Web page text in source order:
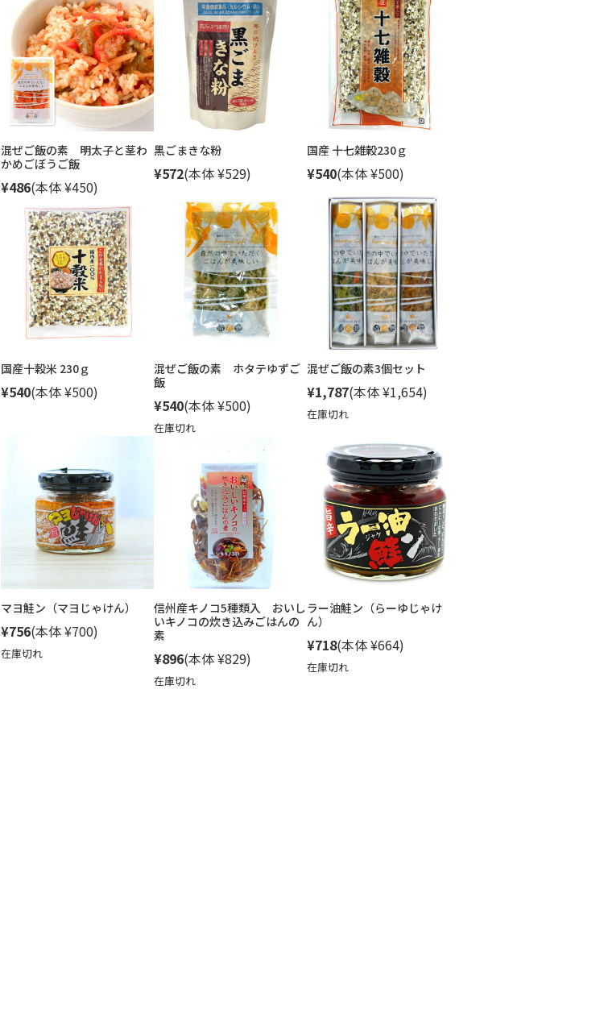
混ぜご飯の素 明太子と茎わ
かめごぼうご飯
¥486(本体 ¥450)
黒ごまきな粉
¥572(本体 ¥529)
国産 十七雑穀230ｇ
¥540(本体 ¥500)
国産十穀米 230ｇ
¥540(本体 ¥500)
混ぜご飯の素 ホタテゆずご
飯
¥540(本体 ¥500)
在庫切れ
混ぜご飯の素3個セット
¥1,787(本体 ¥1,654)
在庫切れ
マヨ鮭ン（マヨじゃけん）
¥756(本体 ¥700)
在庫切れ
信州産キノコ5種類入 おいし
いキノコの炊き込みごはんの
素
¥896(本体 ¥829)
在庫切れ
ラー油鮭ン（らーゆじゃけ
ん）
¥718(本体 ¥664)
在庫切れ